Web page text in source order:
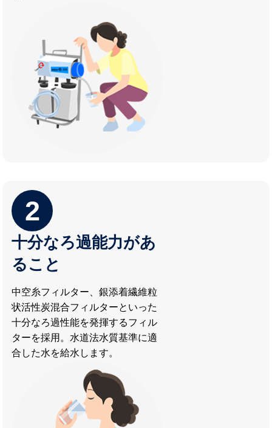
2
十分なろ過能力があ
ること
中空糸フィルター、銀添着繊維粒
状活性炭混合フィルターといった
十分なろ過性能を発揮するフィル
ターを採用。水道法水質基準に適
合した水を給水します。